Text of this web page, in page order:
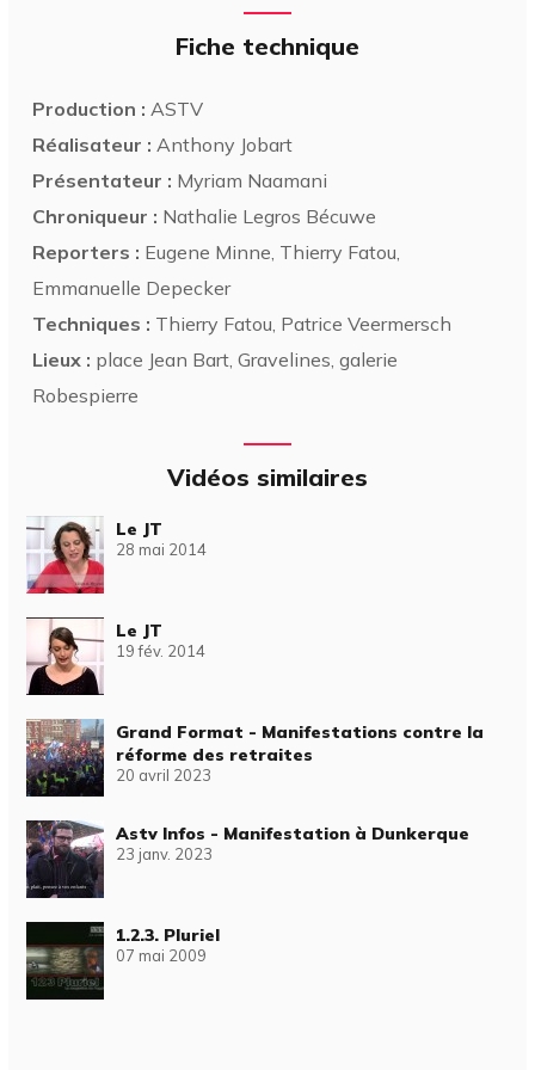
Fiche technique
Production : ASTV
Réalisateur : Anthony Jobart
Présentateur : Myriam Naamani
Chroniqueur : Nathalie Legros Bécuwe
Reporters : Eugene Minne, Thierry Fatou,
Emmanuelle Depecker
Techniques : Thierry Fatou, Patrice Veermersch
Lieux : place Jean Bart, Gravelines, galerie
Robespierre
Vidéos similaires
Le JT
28 mai 2014
Le JT
19 fév. 2014
Grand Format - Manifestations contre la
réforme des retraites
20 avril 2023
Astv Infos - Manifestation à Dunkerque
23 janv. 2023
1.2.3. Pluriel
07 mai 2009